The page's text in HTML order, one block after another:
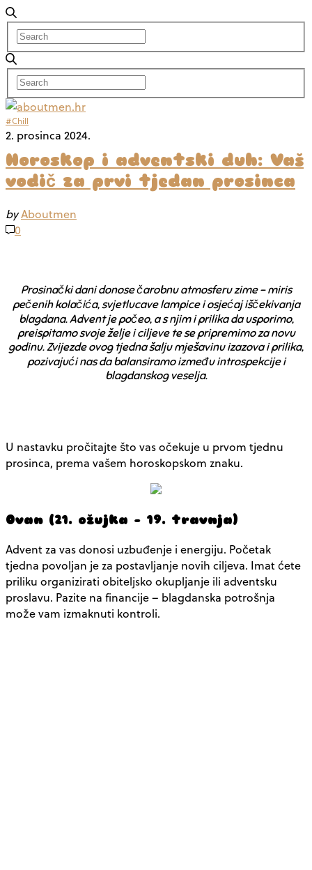
#Chill
2. prosinca 2024.
Horoskop i adventski duh: Vaš
vodič za prvi tjedan prosinca
byAboutmen
0
Prosinački dani donose čarobnu atmosferu zime – miris
pečenih kolačića, svjetlucave lampice i osjećaj iščekivanja
blagdana. Advent je počeo, a s njim i prilika da usporimo,
preispitamo svoje želje i ciljeve te se pripremimo za novu
godinu. Zvijezde ovog tjedna šalju mješavinu izazova i prilika,
pozivajući nas da balansiramo između introspekcije i
blagdanskog veselja.
U nastavku pročitajte što vas očekuje u prvom tjednu
prosinca, prema vašem horoskopskom znaku.
Ovan (21. ožujka – 19. travnja)
Advent za vas donosi uzbuđenje i energiju. Početak
tjedna povoljan je za postavljanje novih ciljeva. Imat ćete
priliku organizirati obiteljsko okupljanje ili adventsku
proslavu. Pazite na financije – blagdanska potrošnja
može vam izmaknuti kontroli.